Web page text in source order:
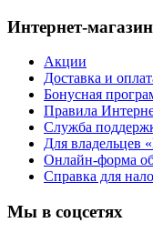
Интернет-магазин
Акции
Доставка и
Бонусная
Правила
Служба
Для владельцев
Онлайн-форма
Справка для
Мы в соцсетях